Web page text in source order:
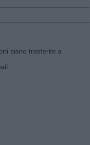
siano trasferite a